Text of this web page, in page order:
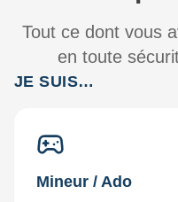
Tout ce dont vous
en toute
JE SUIS…
Mineur / Ado